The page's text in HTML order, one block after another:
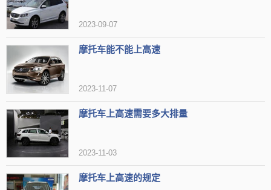
为此，广东省公安厅交管局作出回应，明确表示绝大多数高速公
2023-09-07
摩托车能不能上高速
2023-11-07
摩托车上高速需要多大排量
2023-11-03
摩托车上高速的规定